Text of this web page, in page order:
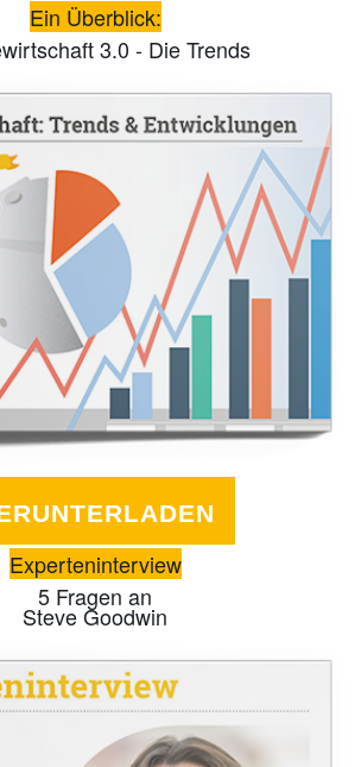
Ein Überblick:
3.0 - Die Trends
Experteninterview
5 Fragen an
Steve Goodwin